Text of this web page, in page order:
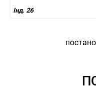
Інд. 26